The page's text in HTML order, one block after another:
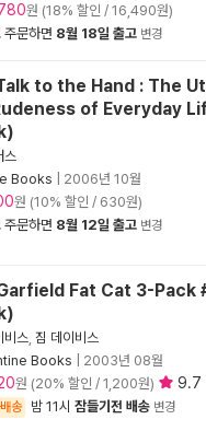
원 (18% 할인 / 16,490원)
주문하면 8월 18일 출고 변경
to the Hand : The
of Everyday
스
Books
2006년 10월
원 (10% 할인 / 630원)
주문하면 8월 12일 출고 변경
Fat Cat 3-Pack
비스 짐 데이비스
Books
2003년 08월
원 (20% 할인 / 1,200원) 9.7
송 밤 11시 잠들기전 배송 변경